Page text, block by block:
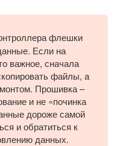
флешки
Если на
важное, сначала
файлы, а
Прошивка –
и не «починка
дороже самой
и обратиться к
данных.